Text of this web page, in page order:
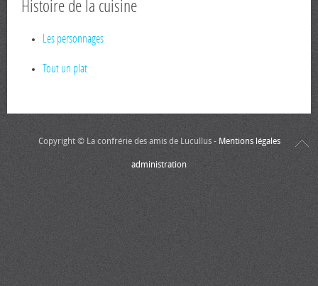
Histoire de la cuisine
Les personnages
Tout un plat
Copyright © La confrérie des amis de Lucullus - Mentions légales
administration